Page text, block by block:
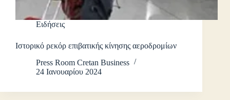
Ειδήσεις
Ιστορικό ρεκόρ επιβατικής κίνησης αεροδρομίων
Press Room Cretan Business
24 Ιανουαρίου 2024